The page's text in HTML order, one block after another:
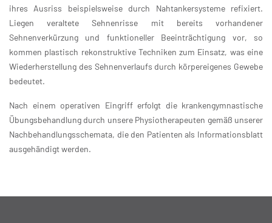
ihres Ausriss beispielsweise durch Nahtankersysteme refixiert.
Liegen veraltete Sehnenrisse mit bereits vorhandener
Sehnenverkürzung und funktioneller Beeinträchtigung vor, so
kommen plastisch rekonstruktive Techniken zum Einsatz, was eine
Wiederherstellung des Sehnenverlaufs durch körpereigenes Gewebe
bedeutet.
Nach einem operativen Eingriff erfolgt die krankengymnastische
Übungsbehandlung durch unsere Physiotherapeuten gemäß unserer
Nachbehandlungsschemata, die den Patienten als Informationsblatt
ausgehändigt werden.